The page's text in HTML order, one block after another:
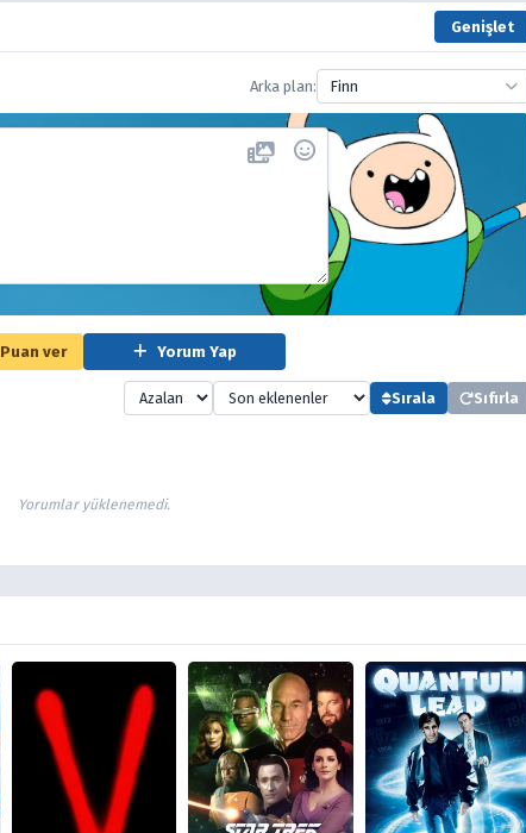
Genişlet
Arka plan: Finn
Puan ver Yorum Yap
Sırala Sıfırla
Yorumlar yüklenemedi.